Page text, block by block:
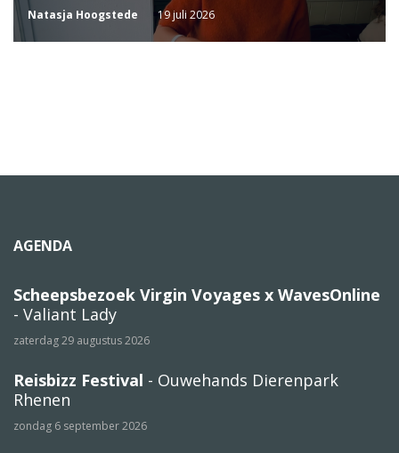
Natasja Hoogstede 19 juli 2026
AGENDA
Scheepsbezoek Virgin Voyages x WavesOnline
- Valiant Lady
zaterdag 29 augustus 2026
Reisbizz Festival - Ouwehands Dierenpark
Rhenen
zondag 6 september 2026